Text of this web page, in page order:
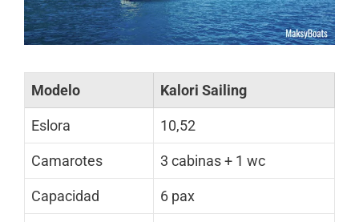
Modelo Kalori Sailing
Eslora 10,52
Camarotes 3 cabinas + 1 wc
Capacidad 6 pax